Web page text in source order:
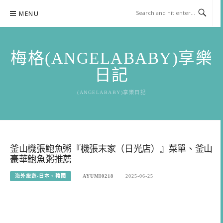
content
MENU
梅格(ANGELABABY)享樂
日記
(ANGELABABY)享樂日記
釜山機張鮑魚粥『機張末家（日光店）』菜單、釜山
豪華鮑魚粥推薦
海外旅遊-日本、韓國 AYUMI0218 2025-06-25